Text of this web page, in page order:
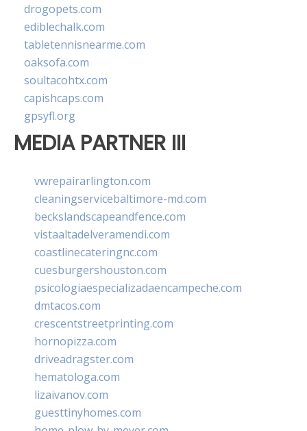
drogopets.com
ediblechalk.com
tabletennisnearme.com
oaksofa.com
soultacohtx.com
capishcaps.com
gpsyfl.org
MEDIA PARTNER III
vwrepairarlington.com
cleaningservicebaltimore-md.com
beckslandscapeandfence.com
vistaaltadelveramendi.com
coastlinecateringnc.com
cuesburgershouston.com
psicologiaespecializadaencampeche.com
dmtacos.com
crescentstreetprinting.com
hornopizza.com
driveadragster.com
hematologa.com
lizaivanov.com
guesttinyhomes.com